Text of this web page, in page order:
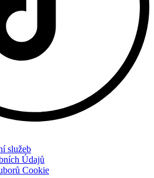
služeb
Údajů
Cookie